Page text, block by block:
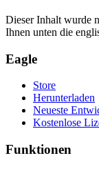
Dieser Inhalt wurde
Ihnen unten die
Eagle
Store
Herunterladen
Neueste
Kostenlose
Funktionen